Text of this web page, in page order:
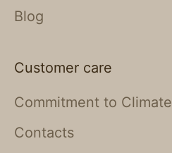
Blog
Customer care
Commitment to Climate
Contacts